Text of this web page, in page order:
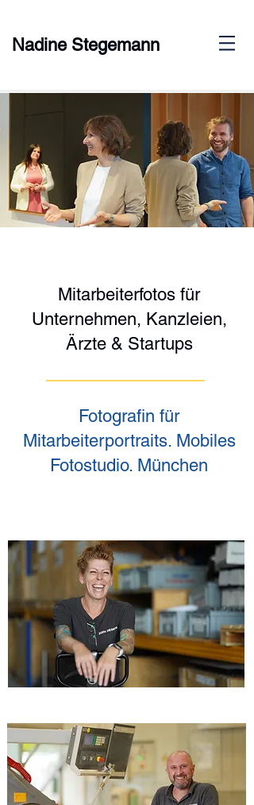
Nadine Stegemann
Mitarbeiterfotos für
Unternehmen, Kanzleien,
Ärzte & Startups
Fotografin für
Mitarbeiterportraits. Mobiles
Fotostudio. München